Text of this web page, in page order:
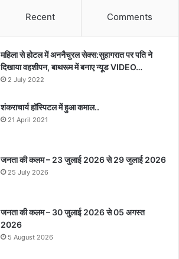
Recent Comments
महिला से होटल में अननैचुरल सेक्स:सुहागरात पर पति ने
दिखाया वहशीपन, बाथरूम में बनाए न्यूड VIDEO…
2 July 2022
शंकराचार्य हॉस्पिटल में हुआ कमाल..
21 April 2021
जनता की कलम – 23 जुलाई 2026 से 29 जुलाई 2026
25 July 2026
जनता की कलम – 30 जुलाई 2026 से 05 अगस्त
2026
5 August 2026